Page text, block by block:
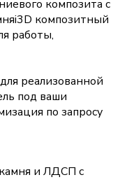
композита с
i3D композитный
работы,
реализованной
под ваши
по запросу
и ЛДСП с